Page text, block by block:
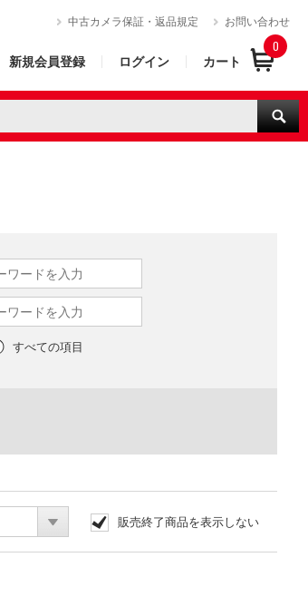
中古カメラ保証・返品規定 お問い合わせ
新規会員登録 ログイン カート
0
すべての項目
販売終了商品を表示しない